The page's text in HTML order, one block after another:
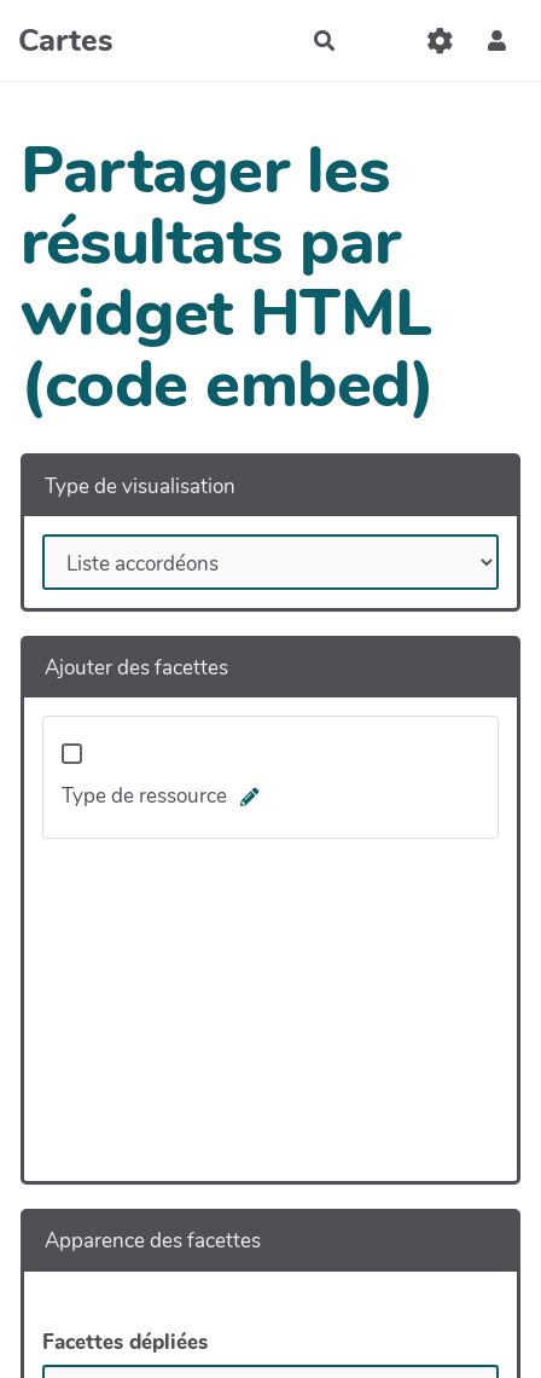
Aller au contenu principal
Cartes Rechercher
Partager les
résultats par
widget HTML
(code embed)
Type de visualisation
Ajouter des facettes
Type de ressource
Apparence des facettes
Facettes dépliées